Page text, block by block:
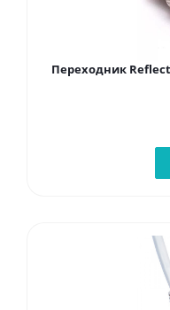
Переходник Reflect